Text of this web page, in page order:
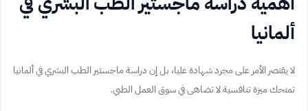
ألمانيا
لا يقتصر الأمر على مجرد شهادة عليا، بل إن دراسة ماجستير الطب البشري في ألمانيا
تمنحك ميزة تنافسية لا تضاهى في سوق العمل الطبي.